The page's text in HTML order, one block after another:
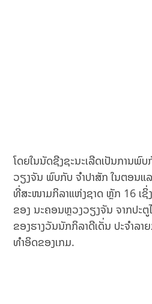
ໂດຍໃນນັດຊີງຊະນະເລີດເປັນການພົ
ວຽງຈັນ ພົບກັບ ຈຳປາສັກ ໃນຕອນແ
ທີ່ສະໜາມກິລາແຫ່ງຊາດ ຫຼັກ 16 ເຊິ່
ຂອງ ນະຄອນຫຼວງວຽງຈັນ ຈາກປະ
ຂອງຮາງວັນນັກກິລາດີເດັ່ນ ປະຈຳລ
ທຳອິດຂອງເກມ.